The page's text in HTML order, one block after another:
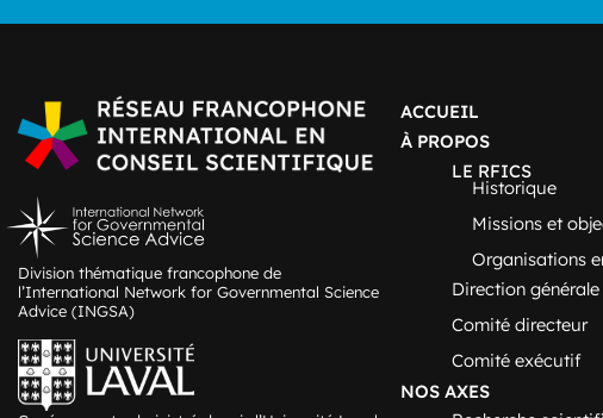
Division thématique francophone de
l’International Network for Governmental Science
Advice (INGSA)
ACCUEIL
À PROPOS
LE RFICS
Historique
Missions et
Organisations
Direction générale
Comité directeur
Comité exécutif
NOS AXES